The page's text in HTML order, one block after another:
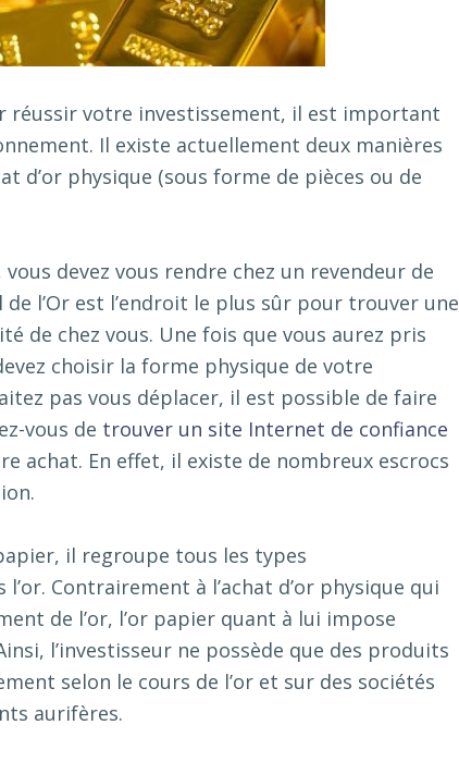
réussir votre investissement, il est important
Il existe actuellement deux manières
d’or physique (sous forme de pièces ou de
devez vous rendre chez un revendeur de
l’Or est l’endroit le plus sûr pour trouver une
de chez vous. Une fois que vous aurez pris
choisir la forme physique de votre
pas vous déplacer, il est possible de faire
vous de trouver un site Internet de confiance
achat. En effet, il existe de nombreux escrocs
il regroupe tous les types
Contrairement à l’achat d’or physique qui
de l’or, l’or papier quant à lui impose
l’investisseur ne possède que des produits
selon le cours de l’or et sur des sociétés
aurifères.